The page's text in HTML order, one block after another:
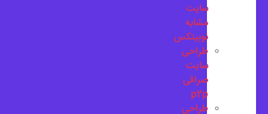
سایت
مشابه
نوبیتکس
طراحی
سایت
صرافی
p2p
طراحی